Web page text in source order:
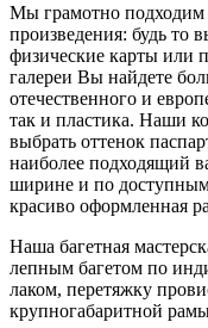
Мы грамотно подходим
произведения: будь то
физические карты или
галереи Вы найдете
отечественного и
так и пластика. Наши
выбрать оттенок
наиболее подходящий
ширине и по
красиво оформленная
Наша багетная
лепным багетом по
лаком, перетяжку
крупногабаритной